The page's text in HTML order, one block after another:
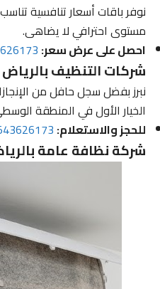
نوفر باقات أسعار تنافسية
مستوى احترافي لا يضاهى.
احصل على عرض سعر:
شركات التنظيف بالرياض
نبرز بفضل سجل حافل من
الخيار الأول في المنطقة الوسطى.
للحجز والاستعلام: 0543626173
شركة نظافة عامة بالرياض